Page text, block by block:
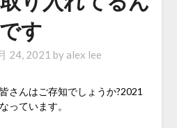
です
24, 2021 by alex lee
さんはご存知でしょうか?2021
っています。